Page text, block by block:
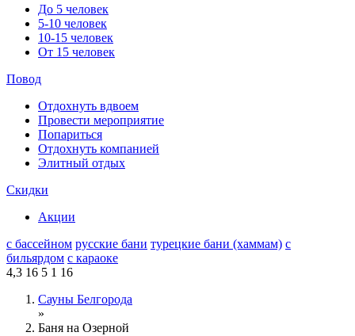
До 5 человек
5-10 человек
10-15 человек
От 15 человек
Повод
Отдохнуть вдвоем
Провести мероприятие
Попариться
Отдохнуть компанией
Элитный отдых
Скидки
Акции
с бассейном русские бани турецкие бани (хаммам) с
бильярдом с караоке
4,3 16 5 1 16
Сауны Белгорода
»
Баня на Озерной